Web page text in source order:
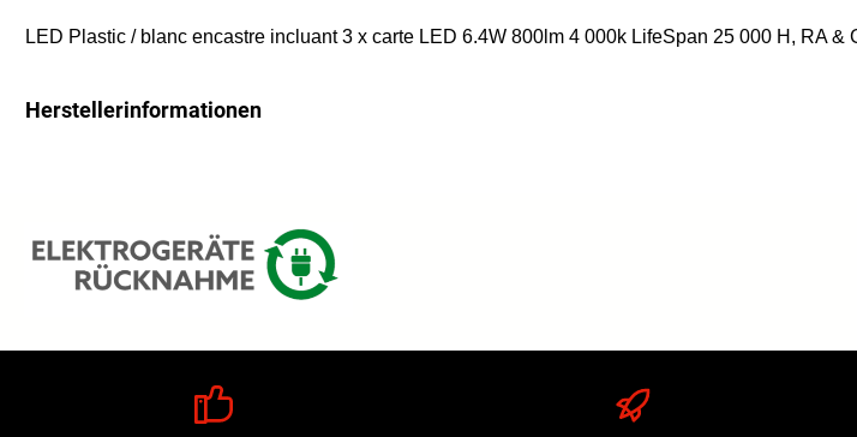
LED Plastic / blanc encastre incluant 3 x carte LED 6.4W 800lm 4 000k LifeSpan 25 000 H, RA
Herstellerinformationen